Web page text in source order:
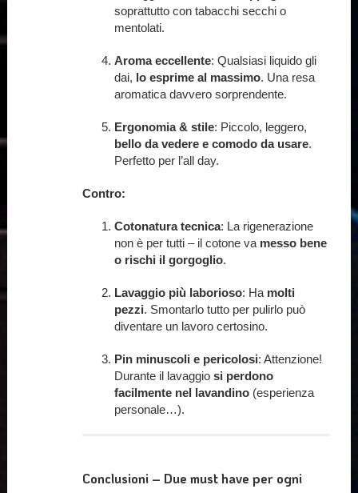
soprattutto con tabacchi secchi o
mentolati.
Aroma eccellente: Qualsiasi liquido gli
dai, lo esprime al massimo. Una resa
aromatica davvero sorprendente.
Ergonomia & stile: Piccolo, leggero,
bello da vedere e comodo da usare.
Perfetto per l’all day.
Contro:
Cotonatura tecnica: La rigenerazione
non è per tutti – il cotone va messo bene
o rischi il gorgoglio.
Lavaggio più laborioso: Ha molti
pezzi. Smontarlo tutto per pulirlo può
diventare un lavoro certosino.
Pin minuscoli e pericolosi: Attenzione!
Durante il lavaggio si perdono
facilmente nel lavandino(esperienza
personale…).
Conclusioni – Due must have per ogni